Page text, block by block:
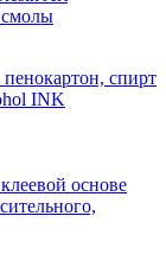
спирт
INK
основе